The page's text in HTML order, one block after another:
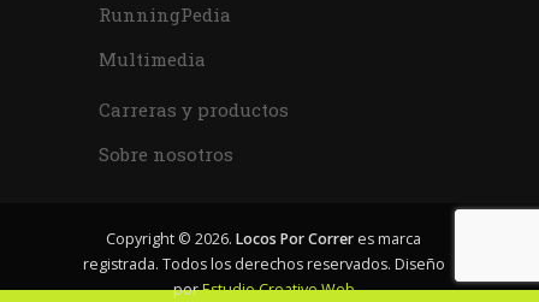
RunningPedia
Multimedia
Carreras y productos
Sobre nosotros
Copyright © 2026. Locos Por Correr es marca
registrada. Todos los derechos reservados. Diseño
porEstudio Creativo Web